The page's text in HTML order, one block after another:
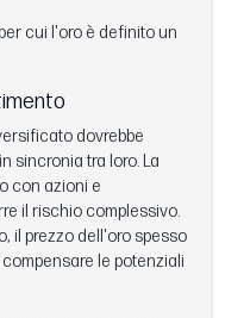
cui l'oro è definito un
dovrebbe
sincronia tra loro. La
con azioni e
il rischio complessivo.
il prezzo dell'oro spesso
le potenziali